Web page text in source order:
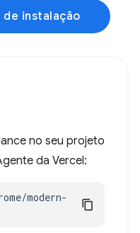
instalação
no seu projeto
da Vercel:
modern-